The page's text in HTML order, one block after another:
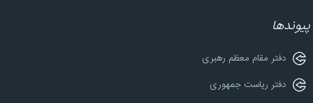
پیوندها
دفتر مقام معظم رهبری
دفتر ریاست جمهوری